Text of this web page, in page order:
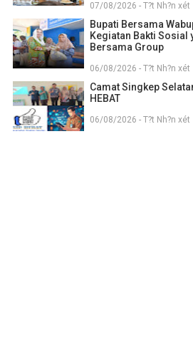
07/08/2026 - T?t Nh?n xét
Bupati Bersama
Kegiatan Bakti Sosial
Bersama Group
06/08/2026 - T?t Nh?n xét
Camat Singkep
HEBAT
06/08/2026 - T?t Nh?n xét